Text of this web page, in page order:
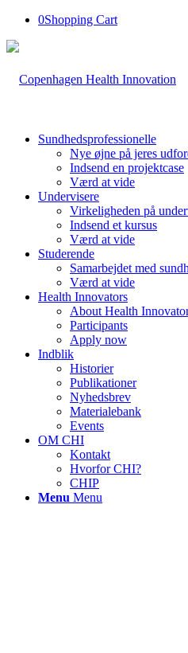
0Shopping Cart
Sundhedsprofessionelle
Nye øjne på jeres
Indsend en projektcase
Værd at vide
Undervisere
Virkeligheden på
Indsend et kursus
Værd at vide
Studerende
Samarbejdet med
Værd at vide
Health Innovators
About Health
Participants
Apply now
Indblik
Historier
Publikationer
Nyhedsbrev
Materialebank
Events
OM CHI
Kontakt
Hvorfor CHI?
CHIP
Menu Menu